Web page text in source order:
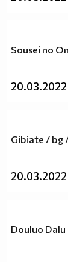
Sousei no
20.03.2022
Gibiate / bg
20.03.2022
Douluo Dalu